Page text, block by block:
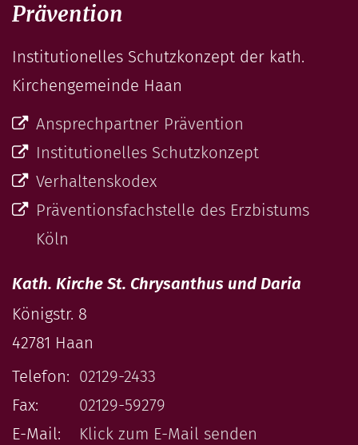
Prävention
Institutionelles Schutzkonzept der kath.
Kirchengemeinde Haan
Ansprechpartner Prävention
Institutionelles Schutzkonzept
Verhaltenskodex
Präventionsfachstelle des Erzbistums
Köln
Kath. Kirche St. Chrysanthus und Daria
Königstr. 8
42781 Haan
Telefon: 02129-2433
Fax:
02129-59279
E-Mail:
Klick zum E-Mail senden